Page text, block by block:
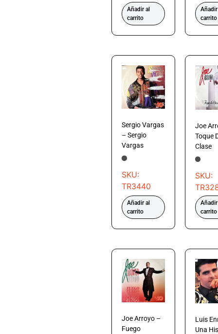
Añadir al
carrito
carrito
Sergio Vargas
– Sergio
Vargas
SKU:
TR3440
Añadir al
carrito
Joe
Toque
Clase
SKU:
carrito
Joe Arroyo –
Fuego
Luis
Una